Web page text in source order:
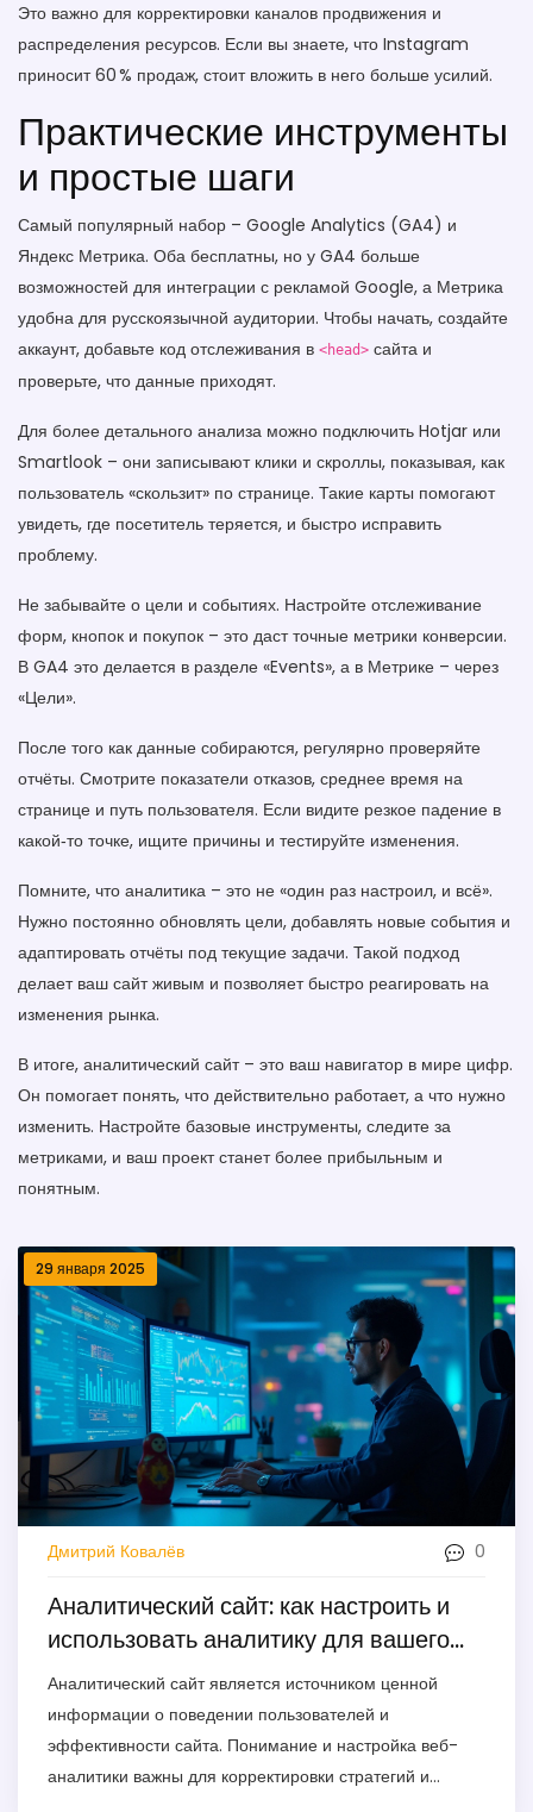
Это важно для корректировки каналов продвижения и
распределения ресурсов. Если вы знаете, что Instagram
приносит 60 % продаж, стоит вложить в него больше усилий.
Практические инструменты
и простые шаги
Самый популярный набор – Google Analytics (GA4) и
Яндекс Метрика. Оба бесплатны, но у GA4 больше
возможностей для интеграции с рекламой Google, а Метрика
удобна для русскоязычной аудитории. Чтобы начать, создайте
аккаунт, добавьте код отслеживания в <head> сайта и
проверьте, что данные приходят.
Для более детального анализа можно подключить Hotjar или
Smartlook – они записывают клики и скроллы, показывая, как
пользователь «скользит» по странице. Такие карты помогают
увидеть, где посетитель теряется, и быстро исправить
проблему.
Не забывайте о цели и событиях. Настройте отслеживание
форм, кнопок и покупок – это даст точные метрики конверсии.
В GA4 это делается в разделе «Events», а в Метрике – через
«Цели».
После того как данные собираются, регулярно проверяйте
отчёты. Смотрите показатели отказов, среднее время на
странице и путь пользователя. Если видите резкое падение в
какой‑то точке, ищите причины и тестируйте изменения.
Помните, что аналитика – это не «один раз настроил, и всё».
Нужно постоянно обновлять цели, добавлять новые события и
адаптировать отчёты под текущие задачи. Такой подход
делает ваш сайт живым и позволяет быстро реагировать на
изменения рынка.
В итоге, аналитический сайт – это ваш навигатор в мире цифр.
Он помогает понять, что действительно работает, а что нужно
изменить. Настройте базовые инструменты, следите за
метриками, и ваш проект станет более прибыльным и
понятным.
29 января 2025
Дмитрий Ковалёв 0
Аналитический сайт: как настроить и
использовать аналитику для вашего
проекта
Аналитический сайт является источником ценной
информации о поведении пользователей и
эффективности сайта. Понимание и настройка веб-
аналитики важны для корректировки стратегий и